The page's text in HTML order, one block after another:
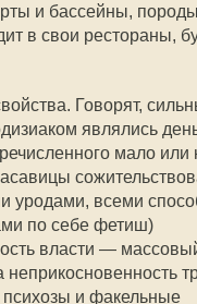
и бассейны, породы
в свои рестораны,
Говорят,
являлись
мало или
уродами, всеми
по себе фетиш)
власти —
психозы и факельные